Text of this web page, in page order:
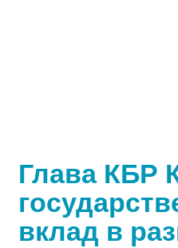
Глава КБР
вклад в